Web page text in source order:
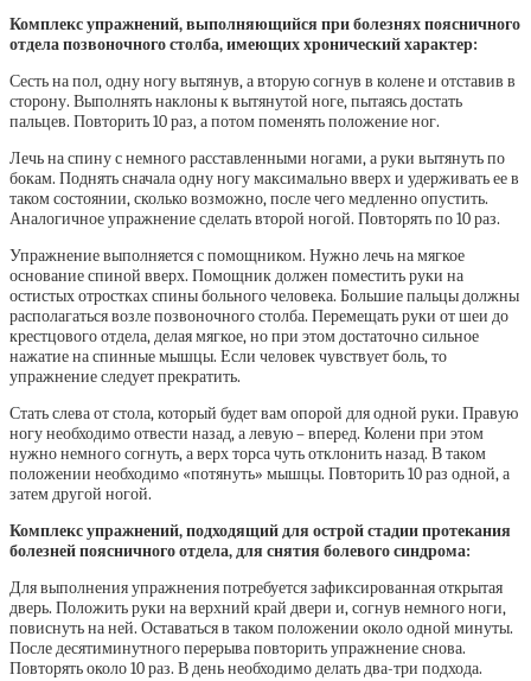
Комплекс упражнений, выполняющийся при болезнях поясничного
отдела позвоночного столба, имеющих хронический характер:
Сесть на пол, одну ногу вытянув, а вторую согнув в колене и отставив в
сторону. Выполнять наклоны к вытянутой ноге, пытаясь достать
пальцев. Повторить 10 раз, а потом поменять положение ног.
Лечь на спину с немного расставленными ногами, а руки вытянуть по
бокам. Поднять сначала одну ногу максимально вверх и удерживать ее в
таком состоянии, сколько возможно, после чего медленно опустить.
Аналогичное упражнение сделать второй ногой. Повторять по 10 раз.
Упражнение выполняется с помощником. Нужно лечь на мягкое
основание спиной вверх. Помощник должен поместить руки на
остистых отростках спины больного человека. Большие пальцы должны
располагаться возле позвоночного столба. Перемещать руки от шеи до
крестцового отдела, делая мягкое, но при этом достаточно сильное
нажатие на спинные мышцы. Если человек чувствует боль, то
упражнение следует прекратить.
Стать слева от стола, который будет вам опорой для одной руки. Правую
ногу необходимо отвести назад, а левую – вперед. Колени при этом
нужно немного согнуть, а верх торса чуть отклонить назад. В таком
положении необходимо «потянуть» мышцы. Повторить 10 раз одной, а
затем другой ногой.
Комплекс упражнений, подходящий для острой стадии протекания
болезней поясничного отдела, для снятия болевого синдрома:
Для выполнения упражнения потребуется зафиксированная открытая
дверь. Положить руки на верхний край двери и, согнув немного ноги,
повиснуть на ней. Оставаться в таком положении около одной минуты.
После десятиминутного перерыва повторить упражнение снова.
Повторять около 10 раз. В день необходимо делать два-три подхода.